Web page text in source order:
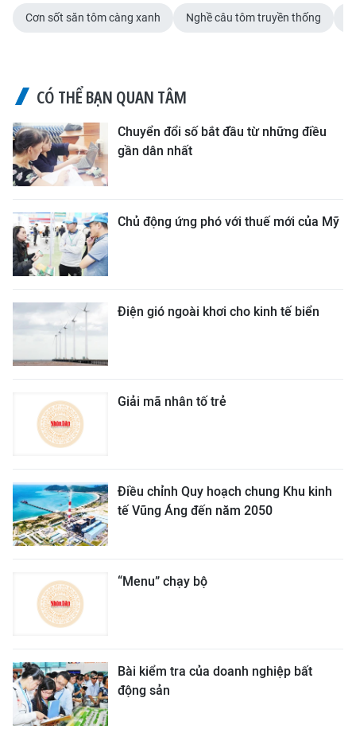
Cơn sốt săn tôm càng xanh Nghề câu tôm truyền thống
CÓ THỂ BẠN QUAN TÂM
Chuyển đổi số bắt đầu từ những điều
gần dân nhất
Chủ động ứng phó với thuế mới của Mỹ
Điện gió ngoài khơi cho kinh tế biển
Giải mã nhân tố trẻ
Điều chỉnh Quy hoạch chung Khu kinh
tế Vũng Áng đến năm 2050
“Menu” chạy bộ
Bài kiểm tra của doanh nghiệp bất
động sản